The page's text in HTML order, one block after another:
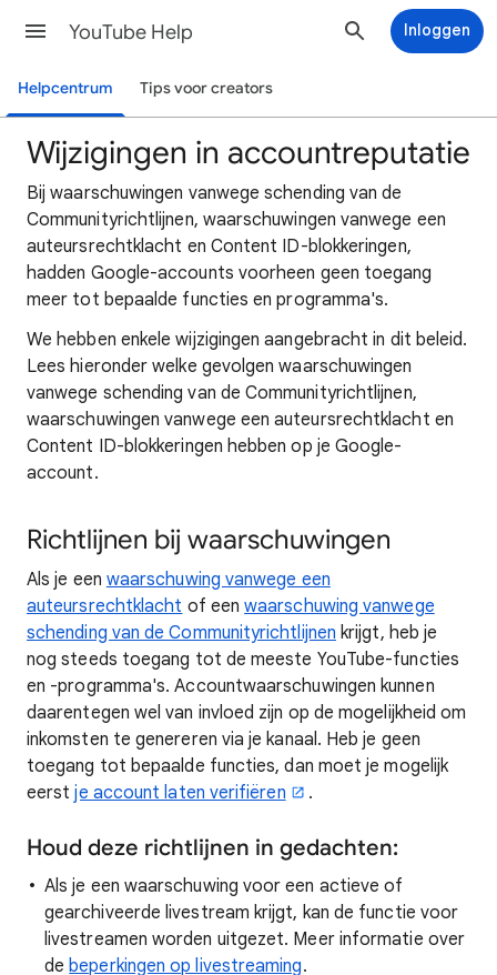
YouTube Help Inloggen
Helpcentrum Tips voor creators
Wijzigingen in accountreputatie
Bij waarschuwingen vanwege schending van de
Communityrichtlijnen, waarschuwingen vanwege een
auteursrechtklacht en Content ID-blokkeringen,
hadden Google-accounts voorheen geen toegang
meer tot bepaalde functies en programma's.
We hebben enkele wijzigingen aangebracht in dit beleid.
Lees hieronder welke gevolgen waarschuwingen
vanwege schending van de Communityrichtlijnen,
waarschuwingen vanwege een auteursrechtklacht en
Content ID-blokkeringen hebben op je Google-
account.
Richtlijnen bij waarschuwingen
Als je een waarschuwing vanwege een
auteursrechtklacht of eenwaarschuwing vanwege
schending van de Communityrichtlijnen krijgt, heb je
nog steeds toegang tot de meeste YouTube-functies
en -programma's. Accountwaarschuwingen kunnen
daarentegen wel van invloed zijn op de mogelijkheid om
inkomsten te genereren via je kanaal. Heb je geen
toegang tot bepaalde functies, dan moet je mogelijk
eerstje account laten verifiëren .
Houd deze richtlijnen in gedachten:
Als je een waarschuwing voor een actieve of
gearchiveerde livestream krijgt, kan de functie voor
livestreamen worden uitgezet. Meer informatie over
debeperkingen op livestreaming.